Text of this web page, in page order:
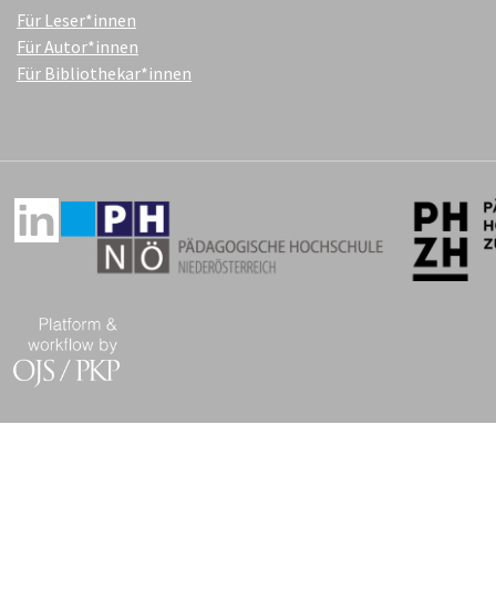
Für Leser*innen
Für Autor*innen
Für Bibliothekar*innen